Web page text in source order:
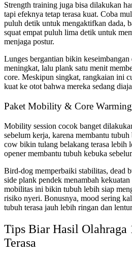
Strength training juga bisa dilakukan
tapi efeknya tetap terasa kuat. Coba
puluh detik untuk mengaktifkan dada,
squat empat puluh lima detik untuk
menjaga postur.
Lunges bergantian bikin
meningkat, lalu plank satu menit
core. Meskipun singkat, rangkaian ini
kuat ke otot bahwa mereka sedang
Paket Mobility & Core Warming
Mobility session cocok banget
sebelum kerja, karena membantu
cow bikin tulang belakang terasa lebih
opener membantu tubuh kebuka
Bird-dog memperbaiki stabilitas, dead
side plank pendek menambah
mobilitas ini bikin tubuh lebih siap
risiko nyeri. Bonusnya, mood sering
tubuh terasa jauh lebih ringan dan
Tips Biar Hasil
Terasa